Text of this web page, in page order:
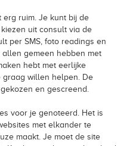
erg ruim. Je kunt bij de
uit consult via de
per SMS, foto readings en
gemeen hebben met
hebt met eerlijke
graag willen helpen. De
en gescreend.
voor je genoteerd. Het is
met elkander te
maakt. Je moet de site